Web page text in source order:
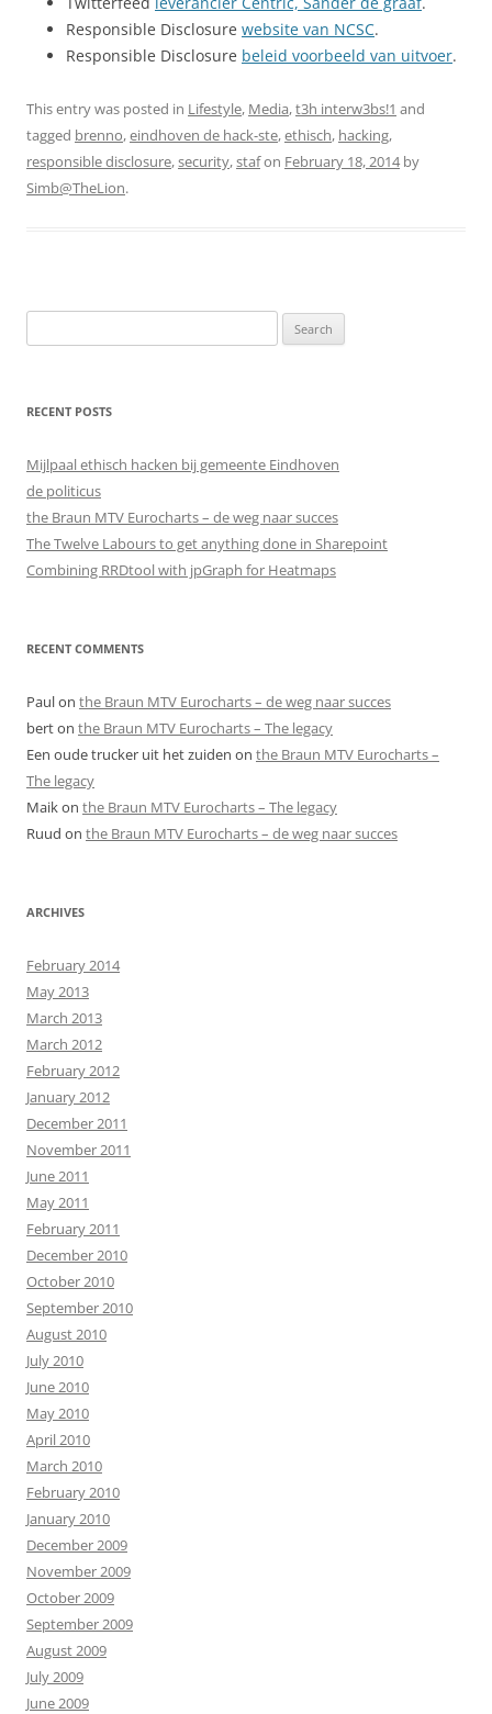
Responsible Disclosure website van NCSC.
Responsible Disclosure beleid voorbeeld van uitvoer.
This entry was posted in Lifestyle, Media,t3h interw3bs!1 and
tagged brenno,eindhoven de hack-ste,ethisch, hacking,
responsible disclosure,security,stafon February 18, 2014by
Simb@TheLion.
for:
RECENT POSTS
Mijlpaal ethisch hacken bij gemeente Eindhoven
de politicus
the Braun MTV Eurocharts – de weg naar succes
The Twelve Labours to get anything done in Sharepoint
Combining RRDtool with jpGraph for Heatmaps
RECENT COMMENTS
Paulon the Braun MTV Eurocharts – de weg naar succes
berton the Braun MTV Eurocharts – The legacy
Een oude trucker uit het zuiden on the Braun MTV Eurocharts –
The legacy
Maikon the Braun MTV Eurocharts – The legacy
Ruud on the Braun MTV Eurocharts – de weg naar succes
ARCHIVES
February 2014
May 2013
March 2013
March 2012
February 2012
January 2012
December 2011
November 2011
June 2011
May 2011
February 2011
December 2010
October 2010
September 2010
August 2010
July 2010
June 2010
May 2010
April 2010
March 2010
February 2010
January 2010
December 2009
November 2009
October 2009
September 2009
August 2009
July 2009
June 2009